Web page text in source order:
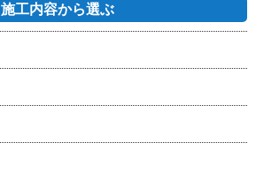
施工内容から選ぶ